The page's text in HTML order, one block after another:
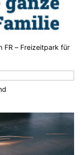
FR – Freizeitpark für